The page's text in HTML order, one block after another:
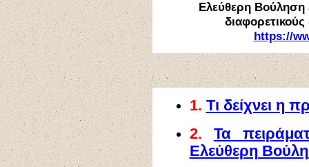
Ελεύθερη Βούληση
https://
1. Τι δείχνει η
2. Τα
Ελεύθερη